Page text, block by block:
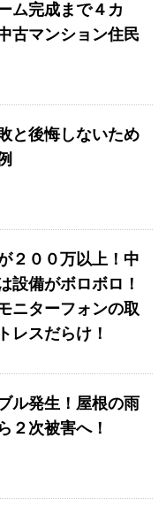
ム完成まで４カ
古マンション住民
と後悔しないため
２００万以上！中
設備がボロボロ！
ニターフォンの取
レスだらけ！
ル発生！屋根の雨
２次被害へ！